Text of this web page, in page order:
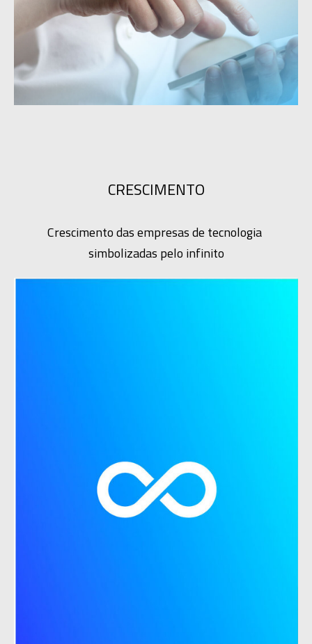
CRESCIMENTO
Crescimento das empresas de tecnologia
simbolizadas pelo infinito